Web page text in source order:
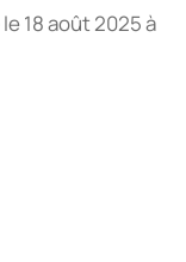
18 août 2025 à